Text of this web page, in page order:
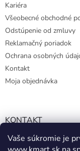
Vaše súkromie je
Kariéra
Všeobecné obchodné
Odstúpenie od zmluvy
Reklamačný poriadok
Ochrana osobných
Kontakt
Moja objednávka
KONTAKT
info@kmart.sk